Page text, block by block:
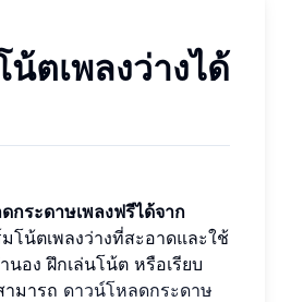
ตเพลงว่างได้
กระดาษเพลงฟรีได้จาก
น้ตเพลงว่างที่สะอาดและใช้
อง ฝึกเล่นโน้ต หรือเรียบ
มารถ ดาวน์โหลดกระดาษ